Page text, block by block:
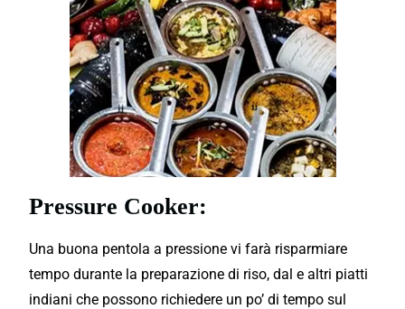
Pressure Cooker:
Una buona pentola a pressione vi farà risparmiare
tempo durante la preparazione di riso, dal e altri piatti
indiani che possono richiedere un po’ di tempo sul